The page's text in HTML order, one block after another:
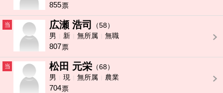
855票
当 広瀬 浩司
（58）
男
新 無所属 無職
807票
当 松田 元栄 （68）
男
現 無所属 農業
704票